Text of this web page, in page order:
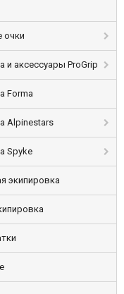
очки
и аксессуары ProGrip
Forma
Alpinestars
Spyke
экипировка